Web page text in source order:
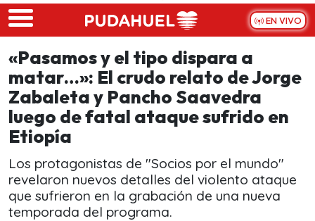
Skip to main content
EN VIVO
«Pasamos y el tipo dispara a
matar…»: El crudo relato de Jorge
Zabaleta y Pancho Saavedra
luego de fatal ataque sufrido en
Etiopía
Los protagonistas de "Socios por el mundo"
revelaron nuevos detalles del violento ataque
que sufrieron en la grabación de una nueva
temporada del programa.